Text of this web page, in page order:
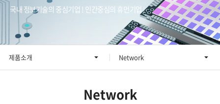
국내 정보기술의 중심기업 ! 인간중심의 휴먼기업 !
제품소개 Network
Network